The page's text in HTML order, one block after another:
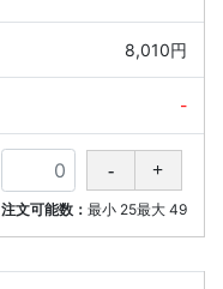
8,010円
-
注文可能数： 最小 25最大 49